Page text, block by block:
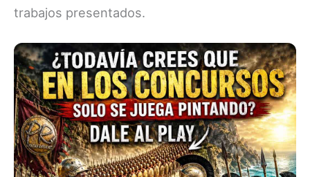
trabajos presentados.